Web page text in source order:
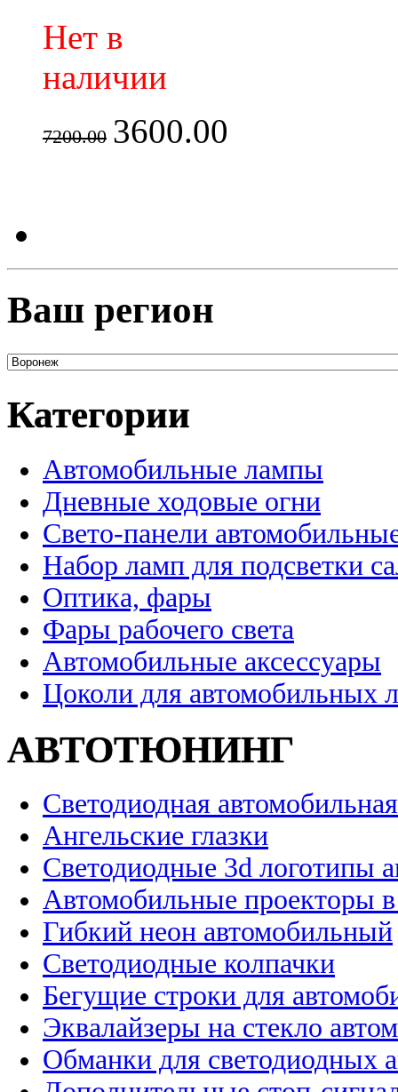
Нет в
наличии
7200.00 3600.00
Ваш регион
Категории
Автомобильные лампы
Дневные ходовые огни
Свето-панели
Набор ламп для подсветки
Оптика, фары
Фары рабочего света
Автомобильные аксессуары
Цоколи для автомобильных
АВТОТЮНИНГ
Светодиодная
Ангельские глазки
Светодиодные 3d логотипы
Автомобильные проекторы
Гибкий неон автомобильный
Светодиодные колпачки
Бегущие строки для
Эквалайзеры на стекло
Обманки для светодиодных